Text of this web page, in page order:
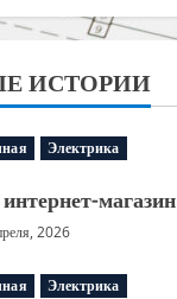
ИСТОРИИ
Электрика
магазин
2026
Электрика